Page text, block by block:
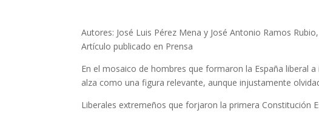
Autores: José Luis Pérez Mena y José Antonio Ramos
Artículo publicado en Prensa
En el mosaico de hombres que formaron la España liberal
alza como una figura relevante, aunque injustamente
Liberales extremeños que forjaron la primera Constitución